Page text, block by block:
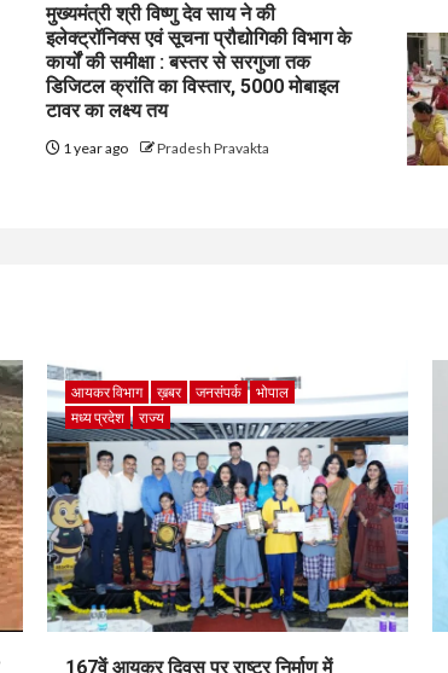
मुख्यमंत्री श्री विष्णु देव साय ने की
इलेक्ट्रॉनिक्स एवं सूचना प्रौद्योगिकी विभाग के
कार्यों की समीक्षा : बस्तर से सरगुजा तक
डिजिटल क्रांति का विस्तार, 5000 मोबाइल
टावर का लक्ष्य तय
1 year ago Pradesh Pravakta
आयकर विभाग ख़बर जनसंपर्क
भोपाल
मध्य प्रदेश
राज्य
167वें आयकर दिवस पर राष्ट्र निर्माण में